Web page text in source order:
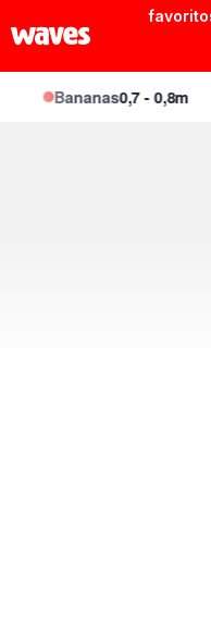
Bananas0,7 - 0,8m